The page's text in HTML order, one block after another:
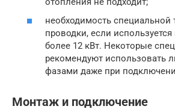
необходимость специальной
проводки, если
более 12 кВт. Некоторые
рекомендуют использовать
фазами даже при
Монтаж и подключение